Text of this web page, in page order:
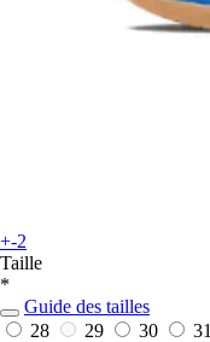
+-2
Taille
*
Guide des tailles
28
29 30 31